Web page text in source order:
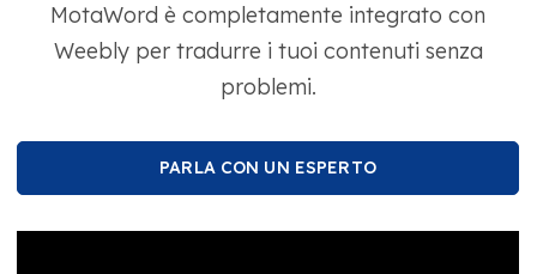
MotaWord è completamente integrato con
Weebly per tradurre i tuoi contenuti senza
problemi.
PARLA CON UN ESPERTO